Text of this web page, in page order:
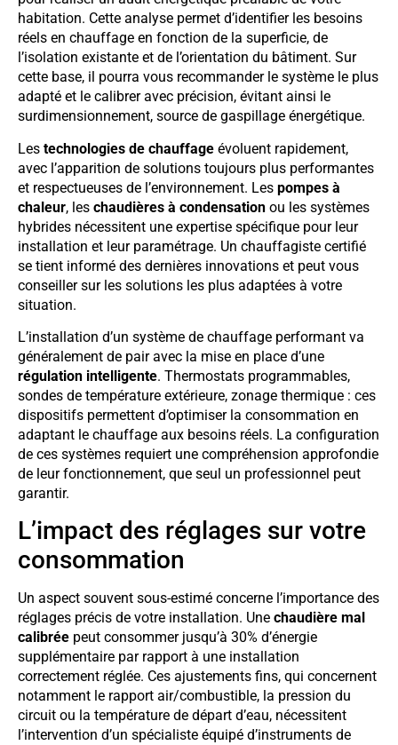
habitation. Cette analyse permet d’identifier les besoins
réels en chauffage en fonction de la superficie, de
l’isolation existante et de l’orientation du bâtiment. Sur
cette base, il pourra vous recommander le système le plus
adapté et le calibrer avec précision, évitant ainsi le
surdimensionnement, source de gaspillage énergétique.
Les technologies de chauffage évoluent rapidement,
avec l’apparition de solutions toujours plus performantes
et respectueuses de l’environnement. Les pompes à
chaleur, les chaudières à condensation ou les systèmes
hybrides nécessitent une expertise spécifique pour leur
installation et leur paramétrage. Un chauffagiste certifié
se tient informé des dernières innovations et peut vous
conseiller sur les solutions les plus adaptées à votre
situation.
L’installation d’un système de chauffage performant va
généralement de pair avec la mise en place d’une
régulation intelligente. Thermostats programmables,
sondes de température extérieure, zonage thermique : ces
dispositifs permettent d’optimiser la consommation en
adaptant le chauffage aux besoins réels. La configuration
de ces systèmes requiert une compréhension approfondie
de leur fonctionnement, que seul un professionnel peut
garantir.
L’impact des réglages sur votre
consommation
Un aspect souvent sous-estimé concerne l’importance des
réglages précis de votre installation. Une chaudière mal
calibrée peut consommer jusqu’à 30% d’énergie
supplémentaire par rapport à une installation
correctement réglée. Ces ajustements fins, qui concernent
notamment le rapport air/combustible, la pression du
circuit ou la température de départ d’eau, nécessitent
l’intervention d’un spécialiste équipé d’instruments de